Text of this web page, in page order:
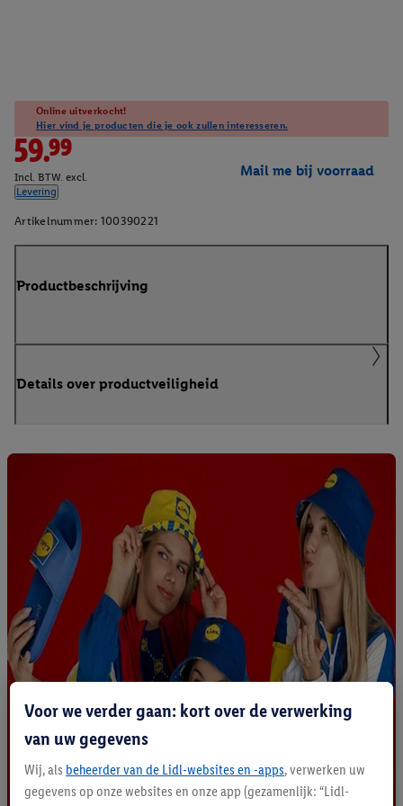
Online uitverkocht!
Hier vind je producten die je ook zullen interesseren.
59.99
Incl. BTW. excl.
Levering
Mail me bij voorraad
Artikelnummer: 100390221
Productbeschrijving
Details over productveiligheid
Voor we verder gaan: kort over de verwerking
van uw gegevens
Wij, als beheerder van de Lidl-websites en -apps, verwerken uw
gegevens op onze websites en onze app (gezamenlijk: “Lidl-